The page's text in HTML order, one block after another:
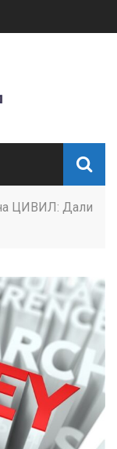
ЦИВИЛ: Дали